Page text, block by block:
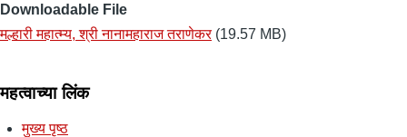
Downloadable File
मल्हारी महात्म्य, श्री नानामहाराज तराणेकर (19.57 MB)
महत्वाच्या लिंक
मुख्य पृष्ठ